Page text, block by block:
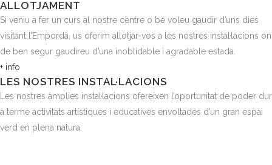
ALLOTJAMENT
Si veniu a fer un curs al nostre centre o bé voleu gaudir d’uns dies
visitant l’Empordà, us oferim allotjar-vos a les nostres instal·lacions on
de ben segur gaudireu d’una inoblidable i agradable estada.
+ info
LES NOSTRES INSTAL·LACIONS
Les nostres àmplies instal·lacions ofereixen l’oportunitat de poder dur
a terme activitats artístiques i educatives envoltades d’un gran espai
verd en plena natura.